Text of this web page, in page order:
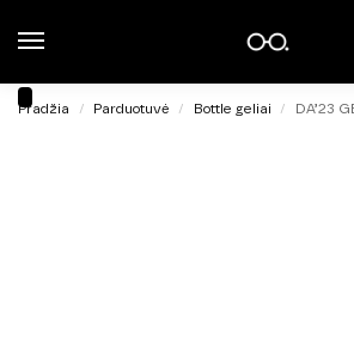
Pradžia / Parduotuvė / Bottle geliai / DA’23 GEL